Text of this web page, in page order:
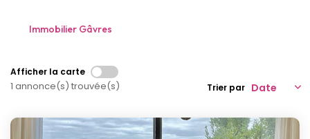
NOTRE AGENCE
Notre Équipe
Immobilier Gâvres
Afficher la carte
1 annonce(s) trouvée(s) Trier par